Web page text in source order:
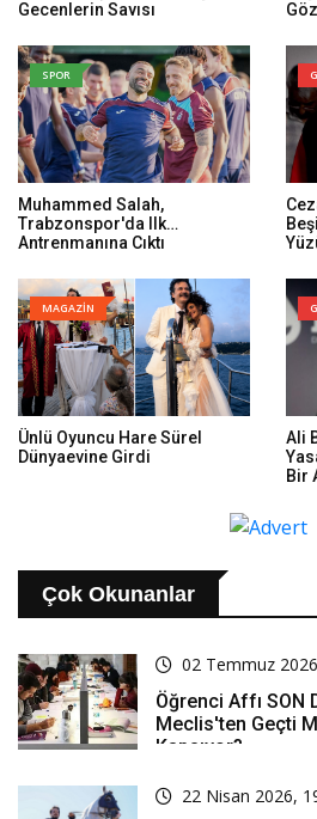
Geçenlerin Sayısı
SPOR
Muhammed Salah,
Trabzonspor'da Ilk
Antrenmanına Çıktı
MAGAZİN
Ünlü Oyuncu Hare Sürel
Dünyaevine Girdi
Ali
Bir
Çok Okunanlar
02 Temmuz
Öğrenci Affı SON
Meclis'ten Geçti
Kapsıyor?
22 Nisan 2026,